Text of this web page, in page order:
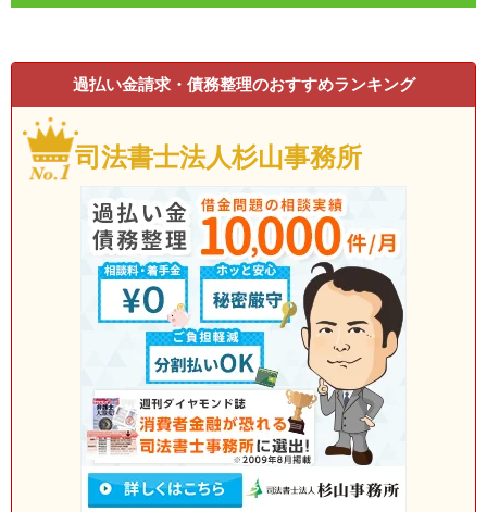
過払い金請求・債務整理のおすすめランキング
司法書士法人杉山事務所